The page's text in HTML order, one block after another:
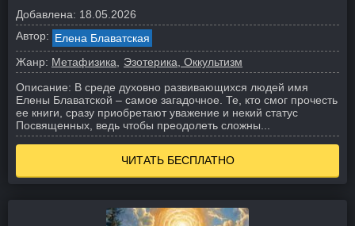
Добавлена: 18.05.2026
Автор: Елена Блаватская
Жанр: Метафизика
Эзотерика, Оккультизм
Описание: В среде духовно развивающихся людей имя
Елены Блаватской – самое загадочное. Те, кто смог прочесть
ее книги, сразу приобретают уважение и некий статус
Посвященных, ведь чтобы преодолеть сложны...
ЧИТАТЬ БЕСПЛАТНО